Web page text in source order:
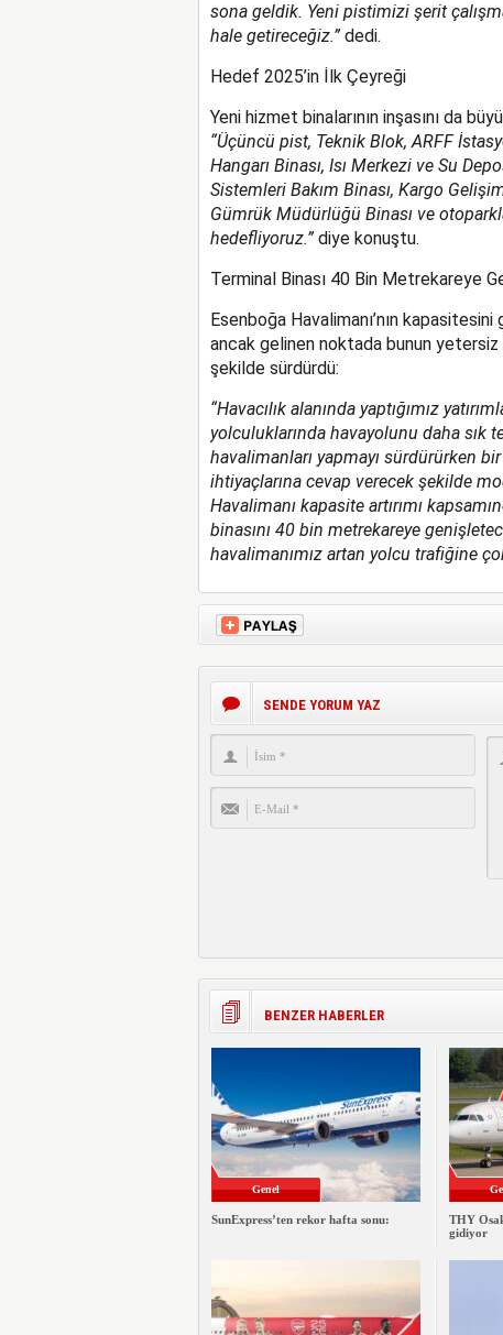
sona geldik. Yeni pistimizi şerit
hale getireceğiz.”dedi.
Hedef 2025’in İlk Çeyreği
Yeni hizmet binalarının inşasını da
“Üçüncü pist, Teknik Blok, ARFF
Hangarı Binası, Isı Merkezi ve Su
Sistemleri Bakım Binası, Kargo
Gümrük Müdürlüğü Binası ve
hedefliyoruz.”diye konuştu.
Terminal Binası 40 Bin Metrekareye
Esenboğa Havalimanı’nın
ancak gelinen noktada bunun yetersiz
şekilde sürdürdü:
“Havacılık alanında yaptığımız
yolculuklarında havayolunu daha sık
havalimanları yapmayı sürdürürken
ihtiyaçlarına cevap verecek şekilde
Havalimanı kapasite artırımı
binasını 40 bin metrekareye
havalimanımız artan yolcu trafiğine
SENDE YORUM YAZ
BENZER HABERLER
Genel
SunExpress’ten rekor hafta sonu:
THY
gidiyor